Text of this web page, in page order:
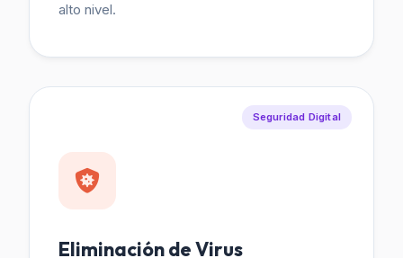
alto nivel.
Seguridad Digital
Eliminación de Virus